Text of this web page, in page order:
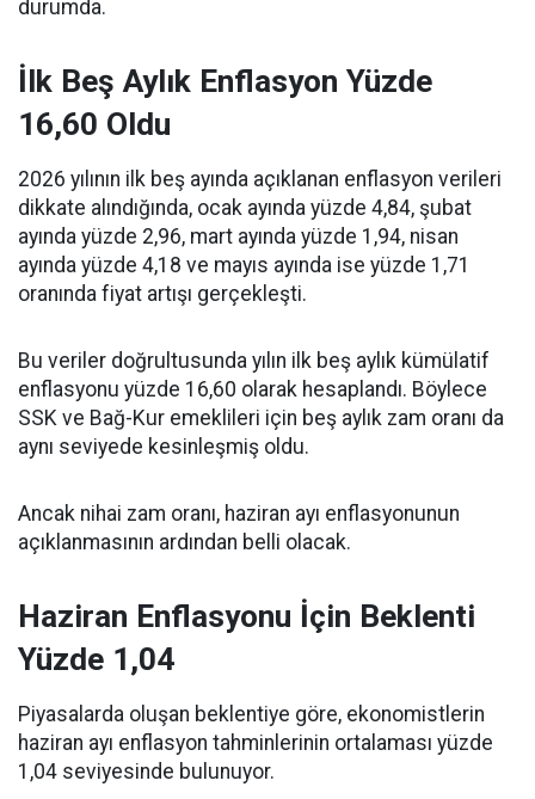
durumda.
İlk Beş Aylık Enflasyon Yüzde
16,60 Oldu
2026 yılının ilk beş ayında açıklanan enflasyon verileri
dikkate alındığında, ocak ayında yüzde 4,84, şubat
ayında yüzde 2,96, mart ayında yüzde 1,94, nisan
ayında yüzde 4,18 ve mayıs ayında ise yüzde 1,71
oranında fiyat artışı gerçekleşti.
Bu veriler doğrultusunda yılın ilk beş aylık kümülatif
enflasyonu yüzde 16,60 olarak hesaplandı. Böylece
SSK ve Bağ-Kur emeklileri için beş aylık zam oranı da
aynı seviyede kesinleşmiş oldu.
Ancak nihai zam oranı, haziran ayı enflasyonunun
açıklanmasının ardından belli olacak.
Haziran Enflasyonu İçin Beklenti
Yüzde 1,04
Piyasalarda oluşan beklentiye göre, ekonomistlerin
haziran ayı enflasyon tahminlerinin ortalaması yüzde
1,04 seviyesinde bulunuyor.